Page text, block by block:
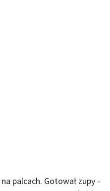
palcach. Gotował zupy -